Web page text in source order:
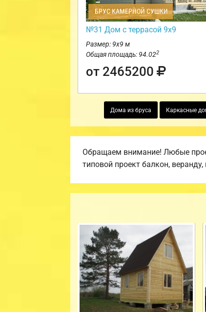
БРУС КАМЕРНОЙ СУШКИ
№31 Дом с террасой 9х9
Размер: 9х9 м
Общая площадь: 94.022
от 2465200
Дома из бруса Каркасные
Обращаем внимание! Любые
типовой проект балкон,